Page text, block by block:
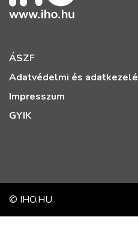
ÁSZF
Adatvédelmi és
Impresszum
GYIK
© IHO.HU